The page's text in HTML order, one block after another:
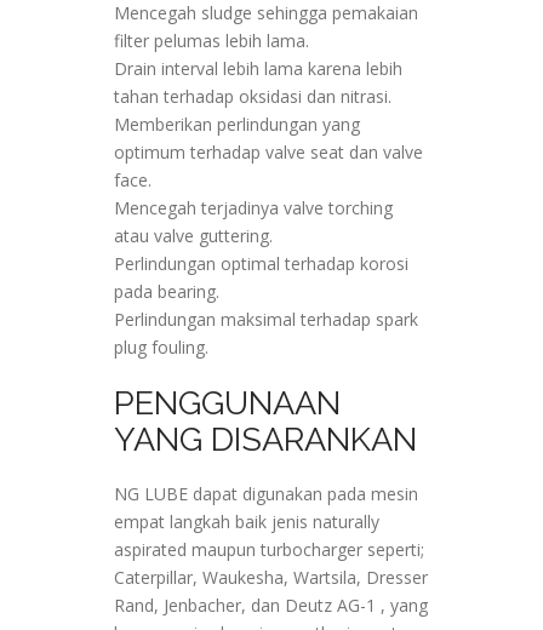
Mencegah sludge sehingga pemakaian
filter pelumas lebih lama.
Drain interval lebih lama karena lebih
tahan terhadap oksidasi dan nitrasi.
Memberikan perlindungan yang
optimum terhadap valve seat dan valve
face.
Mencegah terjadinya valve torching
atau valve guttering.
Perlindungan optimal terhadap korosi
pada bearing.
Perlindungan maksimal terhadap spark
plug fouling.
PENGGUNAAN
YANG DISARANKAN
NG LUBE dapat digunakan pada mesin
empat langkah baik jenis naturally
aspirated maupun turbocharger seperti;
Caterpillar, Waukesha, Wartsila, Dresser
Rand, Jenbacher, dan Deutz AG-1 , yang